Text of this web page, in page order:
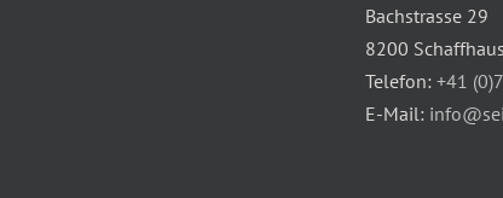
Bachstrasse 29
8200
Telefon: +41
E-Mail: